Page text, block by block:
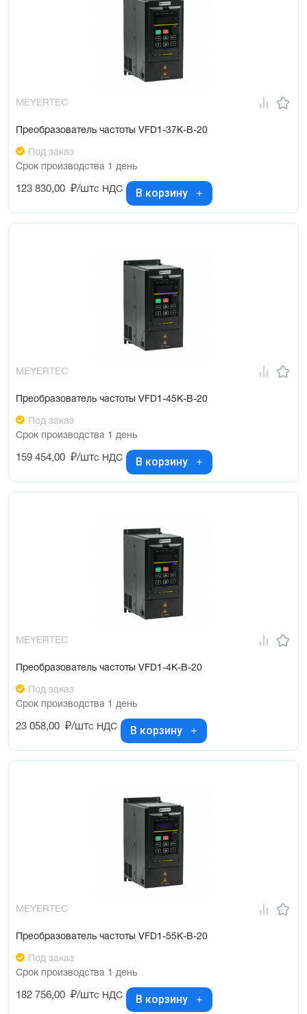
MEYERTEC
Преобразователь частоты VFD1-37K-B-20
Под заказ
Срок производства 1 день
123 830,00 ₽/штс НДС В корзину
MEYERTEC
Преобразователь частоты VFD1-45K-B-20
Под заказ
Срок производства 1 день
159 454,00 ₽/штс НДС В корзину
MEYERTEC
Преобразователь частоты VFD1-4K-B-20
Под заказ
Срок производства 1 день
23 058,00 ₽/штс НДС В корзину
MEYERTEC
Преобразователь частоты VFD1-55K-B-20
Под заказ
Срок производства 1 день
182 756,00 ₽/штс НДС В корзину